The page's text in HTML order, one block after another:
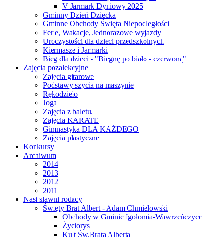
V Jarmark Dyniowy 2025
Gminny Dzień Dziecka
Gminne Obchody Święta Niepodległości
Ferie, Wakacje, Jednorazowe wyjazdy
Uroczystości dla dzieci przedszkolnych
Kiermasze i Jarmarki
Bieg dla dzieci - "Biegnę po biało - czerwoną"
Zajęcia pozalekcyjne
Zajęcia gitarowe
Podstawy szycia na maszynie
Rękodzieło
Joga
Zajęcia z baletu.
Zajęcia KARATE
Gimnastyka DLA KAŻDEGO
Zajęcia plastyczne
Konkursy
Archiwum
2014
2013
2012
2011
Nasi sławni rodacy
Święty Brat Albert - Adam Chmielowski
Obchody w Gminie Igołomia-Wawrzeńczyce
Życiorys
Kult Św.Brata Alberta